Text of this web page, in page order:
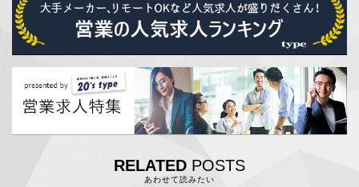
RELATED POSTS
あわせて読みたい